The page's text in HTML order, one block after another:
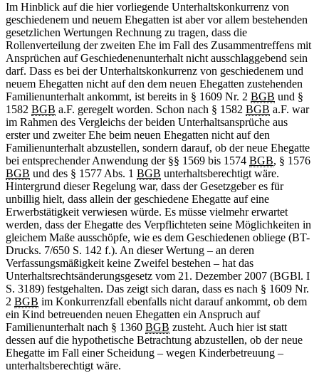
Im Hinblick auf die hier vorliegende Unterhaltskonkurrenz von
geschiedenem und neuem Ehegatten ist aber vor allem bestehenden
gesetzlichen Wertungen Rechnung zu tragen, dass die
Rollenverteilung der zweiten Ehe im Fall des Zusammentreffens mit
Ansprüchen auf Geschiedenenunterhalt nicht ausschlaggebend sein
darf. Dass es bei der Unterhaltskonkurrenz von geschiedenem und
neuem Ehegatten nicht auf den dem neuen Ehegatten zustehenden
Familienunterhalt ankommt, ist bereits in § 1609 Nr. 2 BGB und §
1582 BGB a.F. geregelt worden. Schon nach § 1582 BGB a.F. war
im Rahmen des Vergleichs der beiden Unterhaltsansprüche aus
erster und zweiter Ehe beim neuen Ehegatten nicht auf den
Familienunterhalt abzustellen, sondern darauf, ob der neue Ehegatte
bei entsprechender Anwendung der §§ 1569 bis 1574 BGB, § 1576
BGB und des § 1577 Abs. 1 BGB unterhaltsberechtigt wäre.
Hintergrund dieser Regelung war, dass der Gesetzgeber es für
unbillig hielt, dass allein der geschiedene Ehegatte auf eine
Erwerbstätigkeit verwiesen würde. Es müsse vielmehr erwartet
werden, dass der Ehegatte des Verpflichteten seine Möglichkeiten in
gleichem Maße ausschöpfe, wie es dem Geschiedenen obliege (BT-
Drucks. 7/650 S. 142 f.). An dieser Wertung – an deren
Verfassungsmäßigkeit keine Zweifel bestehen – hat das
Unterhaltsrechtsänderungsgesetz vom 21. Dezember 2007 (BGBl. I
S. 3189) festgehalten. Das zeigt sich daran, dass es nach § 1609 Nr.
2 BGB im Konkurrenzfall ebenfalls nicht darauf ankommt, ob dem
ein Kind betreuenden neuen Ehegatten ein Anspruch auf
Familienunterhalt nach § 1360 BGB zusteht. Auch hier ist statt
dessen auf die hypothetische Betrachtung abzustellen, ob der neue
Ehegatte im Fall einer Scheidung – wegen Kinderbetreuung –
unterhaltsberechtigt wäre.